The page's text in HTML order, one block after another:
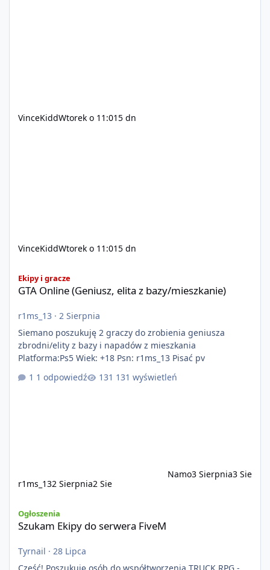
VinceKiddWtorek o 11:015 dn
VinceKiddWtorek o 11:015 dn
Ekipy i gracze
GTA Online (Geniusz, elita z bazy/mieszkanie)
r1ms_13 · 2 Sierpnia
Siemano poszukuję 2 graczy do zrobienia geniusza
zbrodni/elity z bazy i napadów z mieszkania
Platforma:Ps5 Wiek: +18 Psn: r1ms_13 Pisać pv
1 odpowiedź
131 wyświetleń
r1ms_132 Sierpnia2 Sie
Namo3 Sierpnia3 Sie
Ogłoszenia
Szukam Ekipy do serwera FiveM
Tyrnail · 28 Lipca